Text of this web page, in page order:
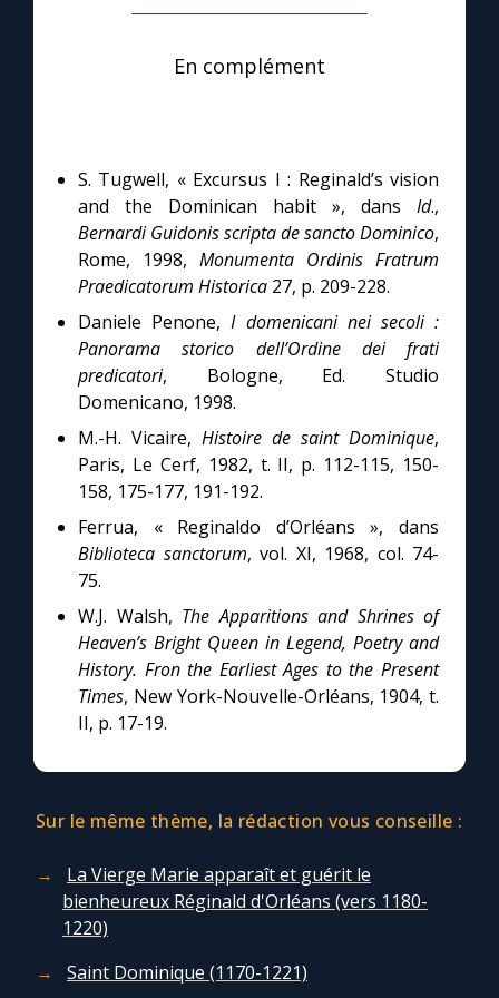
En complément
S. Tugwell, « Excursus I : Reginald’s vision
and the Dominican habit », dans Id.,
Bernardi Guidonis scripta de sancto Dominico,
Rome, 1998, Monumenta Ordinis Fratrum
Praedicatorum Historica 27, p. 209-228.
Daniele Penone,I domenicani nei secoli :
Panorama storico dell’Ordine dei frati
predicatori, Bologne, Ed. Studio
Domenicano, 1998.
M.-H. Vicaire, Histoire de saint Dominique,
Paris, Le Cerf, 1982, t. II, p. 112-115, 150-
158, 175-177, 191-192.
Ferrua, « Reginaldo d’Orléans », dans
Biblioteca sanctorum, vol. XI, 1968, col. 74-
75.
W.J. Walsh, The Apparitions and Shrines of
Heaven’s Bright Queen in Legend, Poetry and
History. Fron the Earliest Ages to the Present
Times, New York-Nouvelle-Orléans, 1904, t.
II, p. 17-19.
Sur le même thème, la rédaction vous conseille :
La Vierge Marie apparaît et guérit le
bienheureux Réginald d'Orléans (vers 1180-
1220)
Saint Dominique (1170-1221)